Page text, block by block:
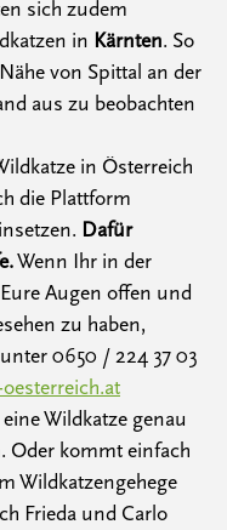
sich zudem
in Kärnten. So
von Spittal an der
aus zu beobachten
in Österreich
die Plattform
Dafür
Wenn Ihr in der
Augen offen und
zu haben,
0650 / 224 37 03
Wildkatze genau
Oder kommt einfach
Wildkatzengehege
Frieda und Carlo